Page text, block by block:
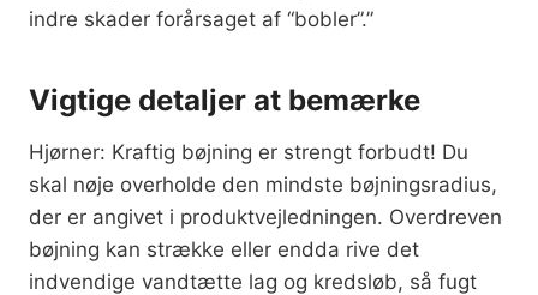
indre skader forårsaget af “bobler”.”
Vigtige detaljer at bemærke
Hjørner: Kraftig bøjning er strengt forbudt! Du
skal nøje overholde den mindste bøjningsradius,
der er angivet i produktvejledningen. Overdreven
bøjning kan strække eller endda rive det
indvendige vandtætte lag og kredsløb, så fugt